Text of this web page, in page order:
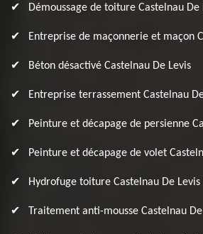
Démoussage de toiture Castelnau De
Entreprise de maçonnerie et maçon
Béton désactivé Castelnau De Levis
Entreprise terrassement Castelnau
Peinture et décapage de persienne
Peinture et décapage de volet
Hydrofuge toiture Castelnau De Levis
Traitement anti-mousse Castelnau